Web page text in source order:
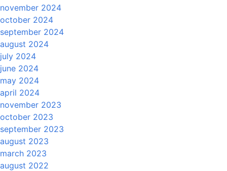
november 2024
october 2024
september 2024
august 2024
july 2024
june 2024
may 2024
april 2024
november 2023
october 2023
september 2023
august 2023
march 2023
august 2022